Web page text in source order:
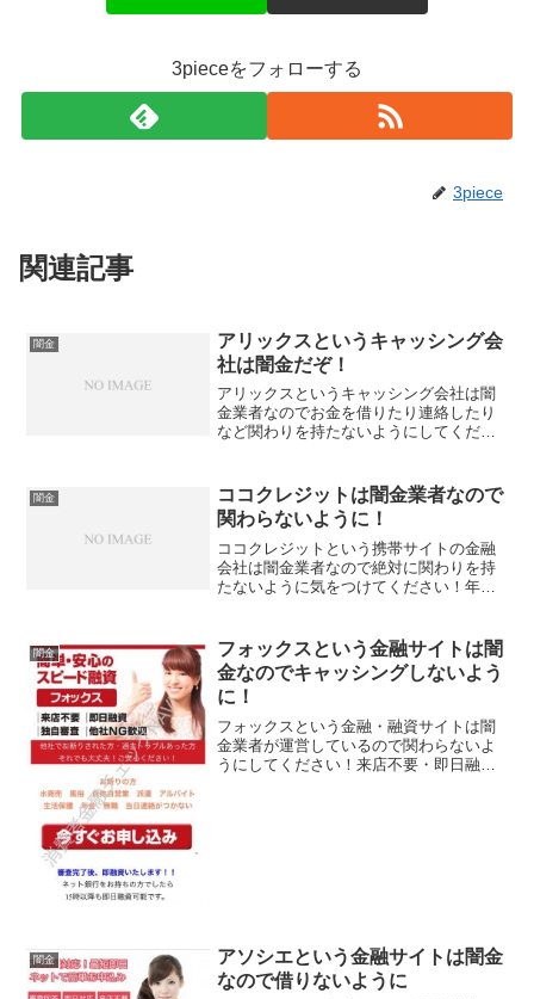
3pieceをフォローする
3piece
関連記事
闇金
アリックスというキャッシング会
社は闇金だぞ！
アリックスというキャッシング会社は闇
金業者なのでお金を借りたり連絡したり
など関わりを持たないようにしてくださ
いますがウソです。会社名：アリックス
住所：東京都千代...
闇金
ココクレジットは闇金業者なので
関わらないように！
ココクレジットという携帯サイトの金融
会社は闇金業者なので絶対に関わりを持
たないように気をつけてください！年率
ませんよ！奇麗なホームページで正規業
者のように...
闇金
フォックスという金融サイトは闇
金なのでキャッシングしないよう
に！
フォックスという金融・融資サイトは闇
金業者が運営しているので関わらないよ
うにしてください！来店不要・即日融
闇金
アソシエという金融サイトは闇金
なので借りないように